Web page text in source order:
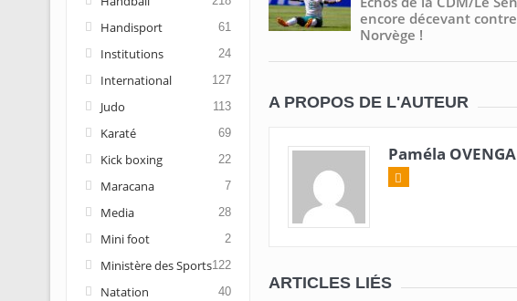
encore décevant
Norvège !
A PROPOS DE L'AUTEUR
Paméla OVENGA
ARTICLES LIÉS
Handisport 61
Institutions 24
International 127
Judo 113
Karaté 69
Kick boxing 22
Maracana 7
Media 28
Mini foot 2
Ministère des Sports122
Natation 40